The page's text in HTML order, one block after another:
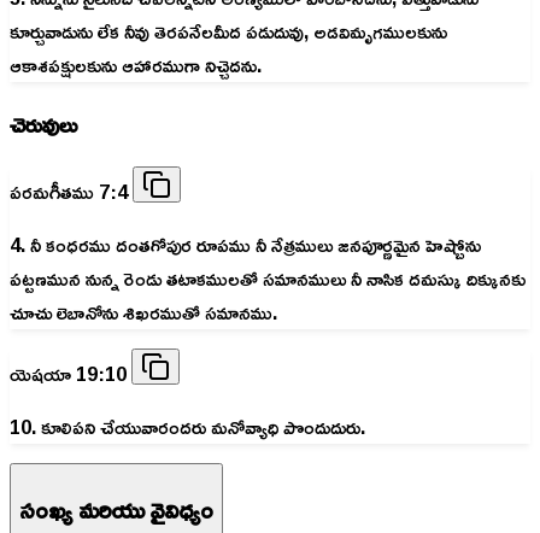
కూర్చువాడును లేక నీవు తెరపనేలమీద పడుదువు, అడవిమృగములకును
ఆకాశపక్షులకును ఆహారముగా నిచ్చెదను.
చెరువులు
పరమగీతము 7:4
4. నీ కంధరము దంతగోపుర రూపము నీ నేత్రములు జనపూర్ణమైన హెష్బోను
పట్టణమున నున్న రెండు తటాకములతో సమానములు నీ నాసిక దమస్కు దిక్కునకు
చూచు లెబానోను శిఖరముతో సమానము.
యెషయా 19:10
10. కూలిపని చేయువారందరు మనోవ్యాధి పొందుదురు.
సంఖ్య మరియు వైవిధ్యం